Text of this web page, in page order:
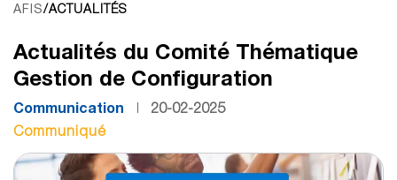
AFIS/ACTUALITÉS
Actualités du Comité Thématique
Gestion de Configuration
Communication
20-02-2025
Communiqué